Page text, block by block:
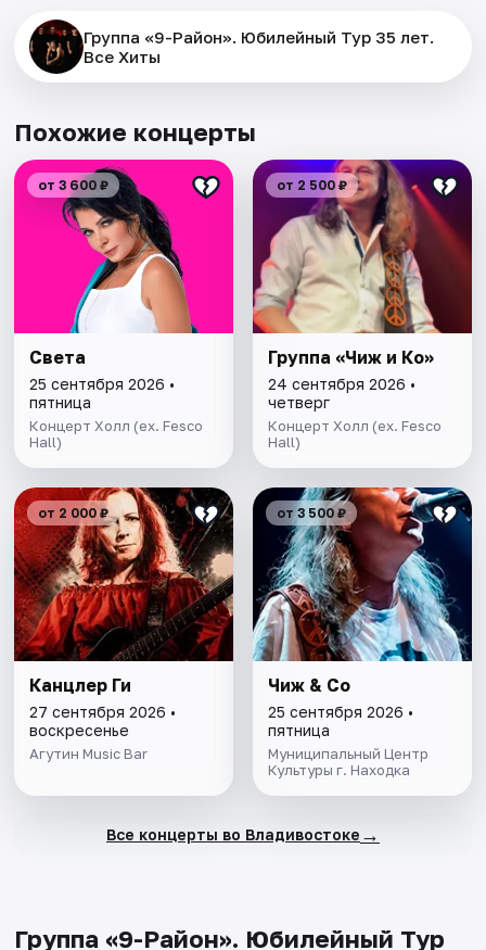
Группа «9-Район». Юбилейный Тур 35 лет.
Все Хиты
Похожие концерты
от 3 600 ₽
Света
25 сентября 2026 •
пятница
Концерт Холл (ex. Fesco
Hall)
от 2 500 ₽
Группа «Чиж и Ко»
24 сентября 2026 •
четверг
Концерт Холл (ex. Fesco
Hall)
от 2 000 ₽
Канцлер Ги
27 сентября 2026 •
воскресенье
Агутин Music Bar
от 3 500 ₽
Чиж & Co
25 сентября 2026 •
пятница
Муниципальный Центр
Культуры г. Находка
Все концерты во Владивостоке →
Группа «9-Район». Юбилейный Тур